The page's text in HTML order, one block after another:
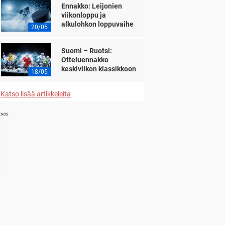
20/05
Ennakko: Leijonien
viikonloppu ja
alkulohkon loppuvaihe
18/05
Suomi – Ruotsi:
Otteluennakko
keskiviikon klassikkoon
Katso lisää artikkeleita